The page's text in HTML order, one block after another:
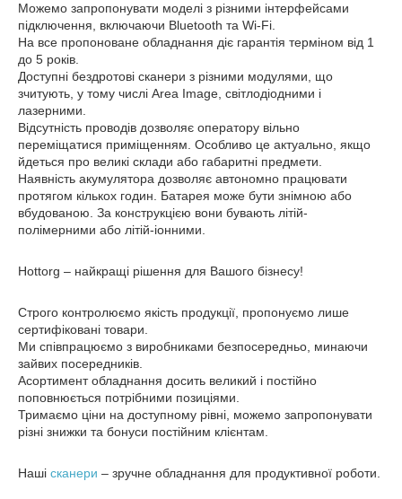
Можемо запропонувати моделі з різними інтерфейсами
підключення, включаючи Bluetooth та Wi-Fi.
На все пропоноване обладнання діє гарантія терміном від 1
до 5 років.
Доступні бездротові сканери з різними модулями, що
зчитують, у тому числі Area Image, світлодіодними і
лазерними.
Відсутність проводів дозволяє оператору вільно
переміщатися приміщенням. Особливо це актуально, якщо
йдеться про великі склади або габаритні предмети.
Наявність акумулятора дозволяє автономно працювати
протягом кількох годин. Батарея може бути знімною або
вбудованою. За конструкцією вони бувають літій-
полімерними або літій-іонними.
Hottorg – найкращі рішення для Вашого бізнесу!
Строго контролюємо якість продукції, пропонуємо лише
сертифіковані товари.
Ми співпрацюємо з виробниками безпосередньо, минаючи
зайвих посередників.
Асортимент обладнання досить великий і постійно
поповнюється потрібними позиціями.
Тримаємо ціни на доступному рівні, можемо запропонувати
різні знижки та бонуси постійним клієнтам.
Наші сканери – зручне обладнання для продуктивної роботи.